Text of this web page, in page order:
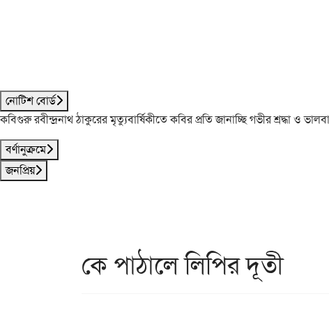
নোটিশ বোর্ড
কবিগুরু রবীন্দ্রনাথ ঠাকুরের মৃত্যুবার্ষিকীতে কবির প্রতি জানাচ্ছি গভীর শ্রদ্ধা ও
বর্ণানুক্রমে
জনপ্রিয়
কে পাঠালে লিপির দূতী